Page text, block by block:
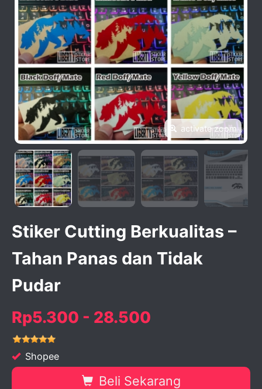
activate zoom
Stiker Cutting Berkualitas –
Tahan Panas dan Tidak
Pudar
Rp5.300 - 28.500
Shopee
Beli Sekarang